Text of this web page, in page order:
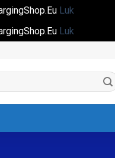
Luk
Luk